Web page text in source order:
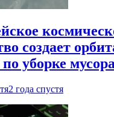
создает
уборке
2 года спустя